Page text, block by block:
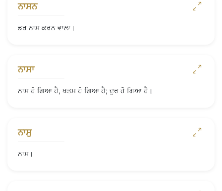
ਨਾਸਨ
ਡਰ ਨਾਸ ਕਰਨ ਵਾਲਾ।
ਨਾਸਾ
ਨਾਸ ਹੋ ਗਿਆ ਹੈ, ਖਤਮ ਹੋ ਗਿਆ ਹੈ; ਦੂਰ ਹੋ ਗਿਆ ਹੈ।
ਨਾਸੁ
ਨਾਸ।